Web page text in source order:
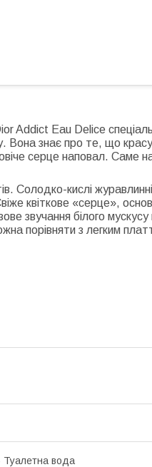
Addict Eau Delice
Вона знає про те, що
серце наповал. Саме
Солодко-кислі
квіткове «серце»,
звучання білого
порівняти з легким
Туалетна вода